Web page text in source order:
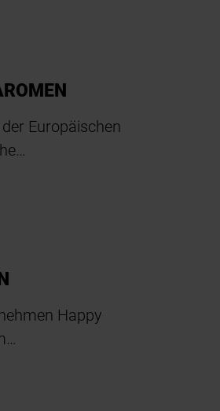
Europäischen
Happy